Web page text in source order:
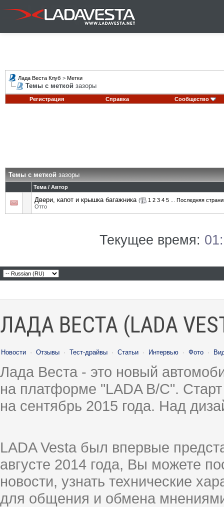
Лада Веста Клуб > Метки
Темы с меткой зазоры
Регистрация Справка Сообщество
Темы с меткойзазоры
Тема / Автор
Двери, капот и крышка багажника ( 1 2 3 4 5
Последняя
Отто
Текущее время:
ЛАДА ВЕСТА (LADA
Новости · Отзывы · Тест-драйвы · Статьи · Интервью · Фото ·
Лада Веста - это новый
на платформе "LADA B/C".
на сентябрь 2015 года. Над
LADA Vesta был впервые
августе 2014 года, Вы можете
новости, узнать технические
для общения и обмена